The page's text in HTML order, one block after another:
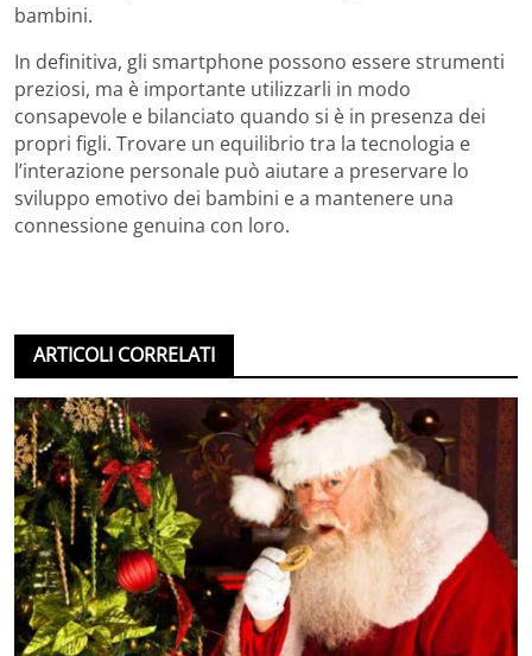
bambini.
In definitiva, gli smartphone possono essere strumenti
preziosi, ma è importante utilizzarli in modo
consapevole e bilanciato quando si è in presenza dei
propri figli. Trovare un equilibrio tra la tecnologia e
l’interazione personale può aiutare a preservare lo
sviluppo emotivo dei bambini e a mantenere una
connessione genuina con loro.
ARTICOLI CORRELATI